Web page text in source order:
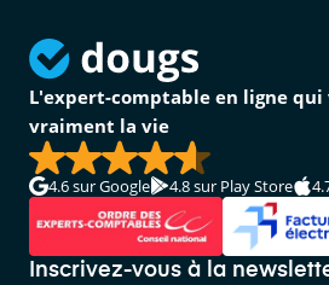
L'expert-comptable en ligne
vraiment la vie
4.6sur Google 4.8sur Play Store
Inscrivez-vous à la